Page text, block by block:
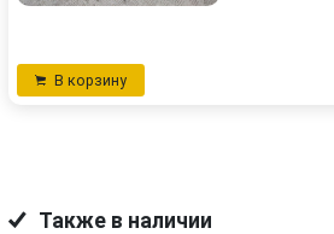
В корзину
Также в наличии